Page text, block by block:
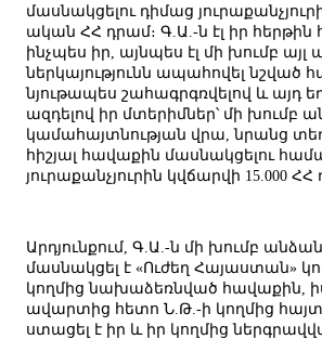
մասնակցելու դիմաց
ական ՀՀ դրամ։ Գ.Ա.-ն էլ իր հերթին
ինչպես իր, այնպես էլ մի խումբ այլ
ներկայությունն ապահովել նշված
նյութապես շահագրգռվելով և այդ
ազդելով իր մտերիմներ՝ մի խումբ
կամահայտնության վրա, նրանց
հիշյալ հավաքին մասնակցելու
յուրաքանչյուրին կվճարվի 15.000 ՀՀ
Արդյունքում, Գ.Ա.-ն մի խումբ
մասնակցել է «Ուժեղ Հայաստան»
կողմից նախաձեռնված հավաքին,
ավարտից հետո Ն.Թ.-ի կողմից
ստացել է իր և իր կողմից